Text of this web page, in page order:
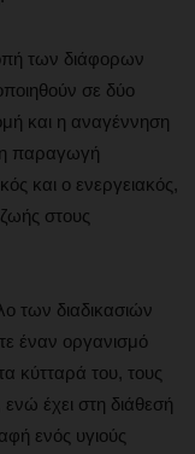
των διάφορων
σε δύο
και η αναγέννηση
η παραγωγή
και ο ενεργειακός,
στους
των διαδικασιών
έναν οργανισμό
κύτταρά του, τους
έχει στη διάθεσή
ενός υγιούς